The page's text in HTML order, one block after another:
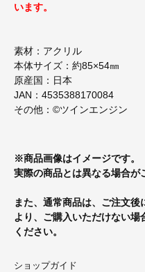
います。
素材：アクリル
本体サイズ：約85×54㎜
原産国：日本
JAN：4535388170084
その他：©ツインエンジン
※商品画像はイメージです。
実際の商品とは異なる場合が
また、通常商品は、ご注文
より、ご購入いただけない
ください。
ショップガイド